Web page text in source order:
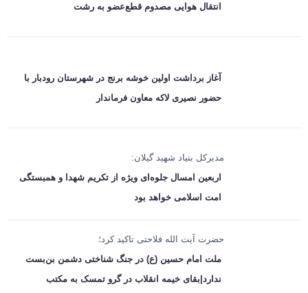
انتقال هوایی مصدوم قطع‌عضو به رشت
آغاز برداشت اولین خوشه برنج در شهرستان رودبار با
حضور نصیری لاکه معاون فرماندار
مدیرکل بنیاد شهید گیلان:
اربعین امسال جلوه‌ای ویژه از تکریم شهدا و همبستگی
امت اسلامی خواهد بود
حضرت آیت الله فلاحتی تاکید کرد؛
ملت امام حسین (ع) در جنگ شناختی دشمن بن‌بست
ندارد|بقای خیمه انقلاب در گرو تمسک به مکتب